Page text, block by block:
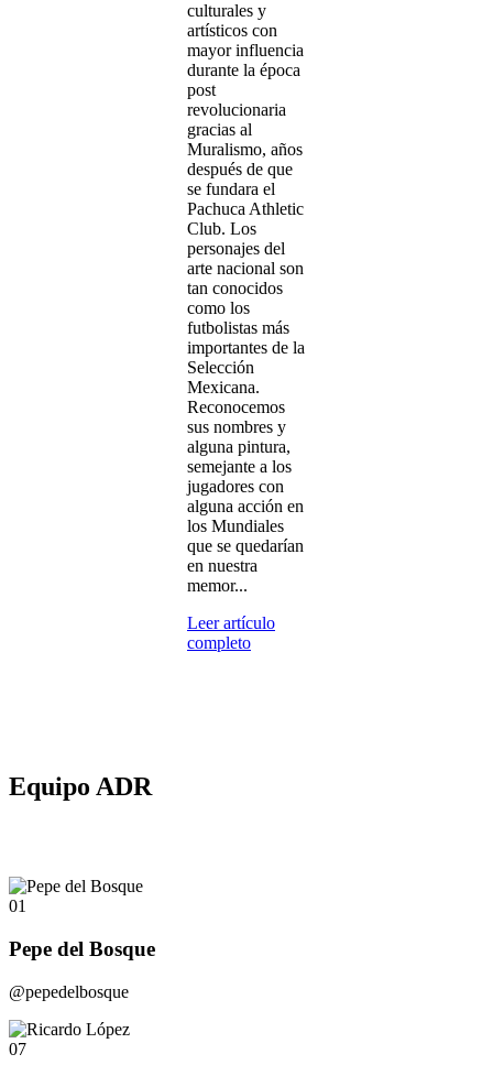
culturales y
artísticos con
mayor influencia
durante la época
post
revolucionaria
gracias al
Muralismo, años
después de que
se fundara el
Pachuca Athletic
Club. Los
personajes del
arte nacional son
tan conocidos
como los
futbolistas más
importantes de la
Selección
Mexicana.
Reconocemos
sus nombres y
alguna pintura,
semejante a los
jugadores con
alguna acción en
los Mundiales
que se quedarían
en nuestra
memor...
Leer artículo
completo
Equipo ADR
01
Pepe del Bosque
@pepedelbosque
07